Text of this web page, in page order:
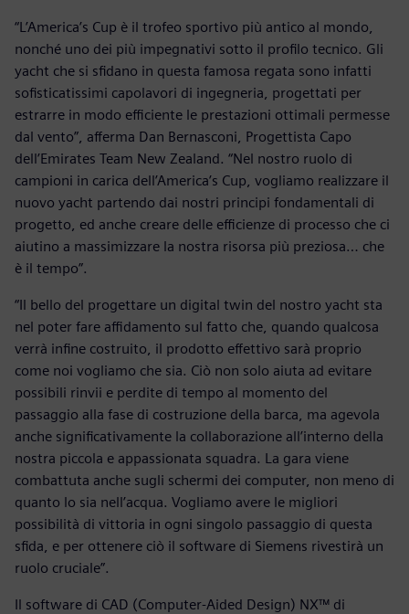
“L’America’s Cup è il trofeo sportivo più antico al mondo,
nonché uno dei più impegnativi sotto il profilo tecnico. Gli
yacht che si sfidano in questa famosa regata sono infatti
sofisticatissimi capolavori di ingegneria, progettati per
estrarre in modo efficiente le prestazioni ottimali permesse
dal vento”, afferma Dan Bernasconi, Progettista Capo
dell’Emirates Team New Zealand. “Nel nostro ruolo di
campioni in carica dell’America’s Cup, vogliamo realizzare il
nuovo yacht partendo dai nostri principi fondamentali di
progetto, ed anche creare delle efficienze di processo che ci
aiutino a massimizzare la nostra risorsa più preziosa… che
è il tempo”.
“Il bello del progettare un digital twin del nostro yacht sta
nel poter fare affidamento sul fatto che, quando qualcosa
verrà infine costruito, il prodotto effettivo sarà proprio
come noi vogliamo che sia. Ciò non solo aiuta ad evitare
possibili rinvii e perdite di tempo al momento del
passaggio alla fase di costruzione della barca, ma agevola
anche significativamente la collaborazione all’interno della
nostra piccola e appassionata squadra. La gara viene
combattuta anche sugli schermi dei computer, non meno di
quanto lo sia nell’acqua. Vogliamo avere le migliori
possibilità di vittoria in ogni singolo passaggio di questa
sfida, e per ottenere ciò il software di Siemens rivestirà un
ruolo cruciale”.
Il software di CAD (Computer-Aided Design) NX™ di